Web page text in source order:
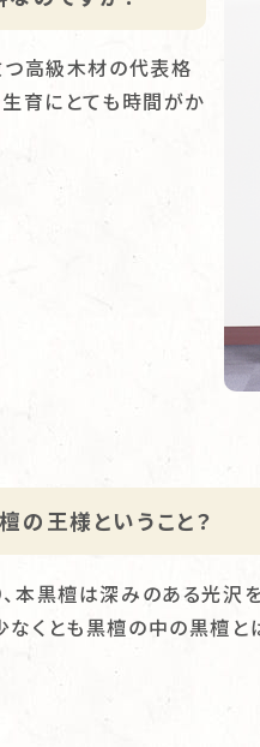
つ高級木材の代表格
生育にとても時間がか
の王様ということ？
黒檀は深みのある光沢を
くとも黒檀の中の黒檀と